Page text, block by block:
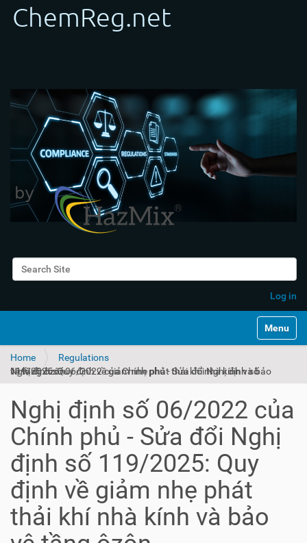
Search Site
Log in
Toggle
Home
Regulations
Nghị định số 06/2022 của Chính phủ - Sửa đổi Nghị định số 119/2025: Quy định về giảm nhẹ phát thải khí nhà kính và bảo vệ tầng ôzôn
Nghị định số 06/2022 của
Chính phủ - Sửa đổi Nghị
định số 119/2025: Quy
định về giảm nhẹ phát
thải khí nhà kính và bảo